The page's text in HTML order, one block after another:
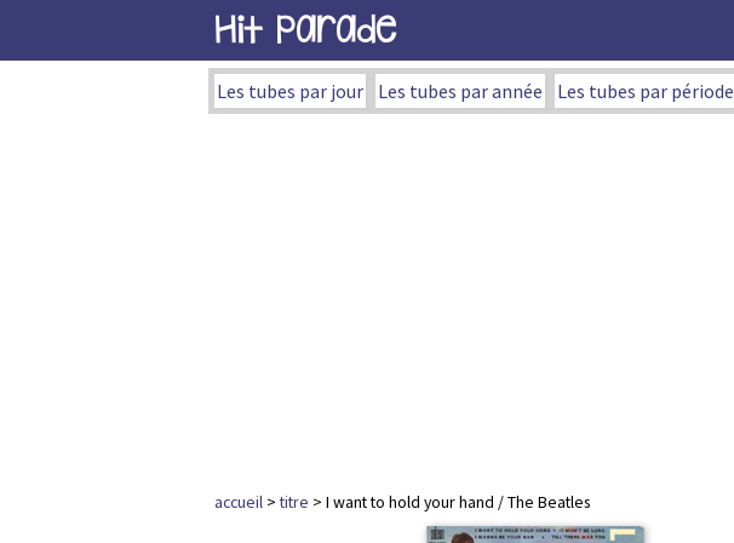
Hit Parade
Les tubes par jour Les tubes par année Les tubes par période
accueil >titre > I want to hold your hand / The Beatles